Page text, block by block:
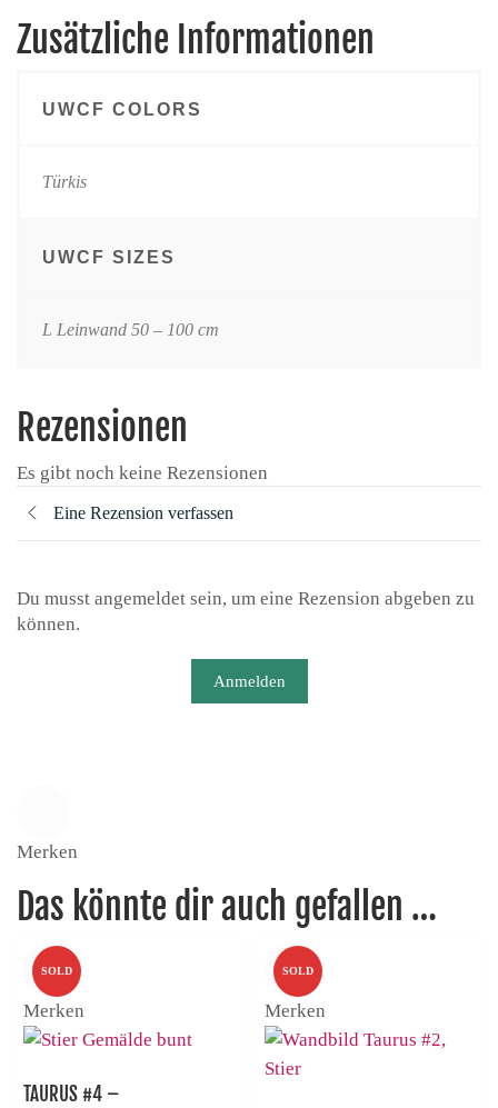
Zusätzliche Informationen
UWCF COLORS
Türkis
UWCF SIZES
L Leinwand 50 – 100 cm
Rezensionen
Es gibt noch keine Rezensionen
Eine Rezension verfassen
Du musst angemeldet sein, um eine Rezension abgeben zu
können.
Anmelden
Merken
Das könnte dir auch gefallen …
SOLD
Merken
TAURUS #4 –
SOLD
Merken